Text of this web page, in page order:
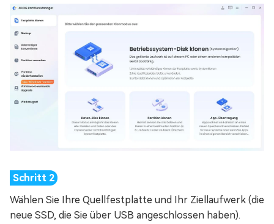
Wählen Sie Ihre Quellfestplatte und Ihr Ziellaufwerk (die
neue SSD, die Sie über USB angeschlossen haben).